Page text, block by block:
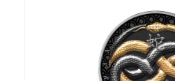
Цена